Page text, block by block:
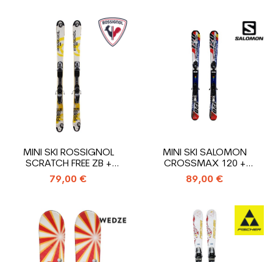
MINI SKI ROSSIGNOL
SCRATCH FREE ZB +
BINDUNG
79,00 €
MINI SKI SALOMON
CROSSMAX 120 +
BINDUNG
89,00 €